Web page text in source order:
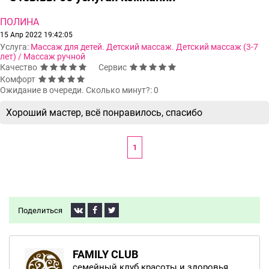
Поделиться
FAMILY CLUB
ПОЛИНА
15 Апр 2022 19:42:05
Услуга: Массаж для детей. Детский массаж. Детский массаж (3-7
лет) / Массаж ручной
Качество
Сервис
Комфорт
Ожидание в очереди. Сколько минут?: 0
Хороший мастер, всё понравилось, спасибо
1